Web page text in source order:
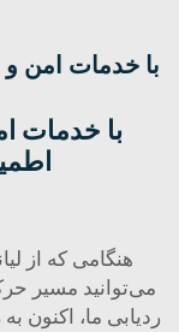
هنگامی که از
می‌توانید مسیر
ردیابی ما، اکنون